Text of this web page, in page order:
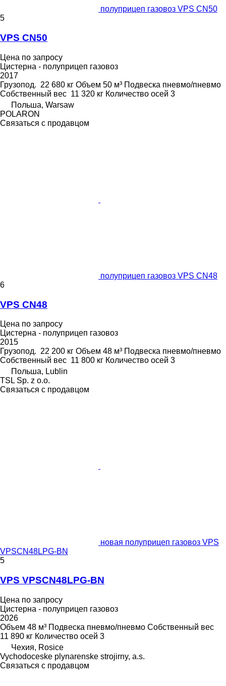
полуприцеп газовоз VPS CN50
5
VPS CN50
Цена по запросу
Цистерна - полуприцеп газовоз
2017
Грузопод. 22 680 кг Объем 50 м³ Подвеска пневмо/пневмо
Собственный вес 11 320 кг Количество осей 3
Польша, Warsaw
POLARON
Связаться с продавцом
полуприцеп газовоз VPS CN48
6
VPS CN48
Цена по запросу
Цистерна - полуприцеп газовоз
2015
Грузопод. 22 200 кг Объем 48 м³ Подвеска пневмо/пневмо
Собственный вес 11 800 кг Количество осей 3
Польша, Lublin
TSL Sp. z o.o.
Связаться с продавцом
новая полуприцеп газовоз VPS
VPSCN48LPG-BN
5
VPS VPSCN48LPG-BN
Цена по запросу
Цистерна - полуприцеп газовоз
2026
Объем 48 м³ Подвеска пневмо/пневмо Собственный вес
11 890 кг Количество осей 3
Чехия, Rosice
Vychodoceske plynarenske strojirny, a.s.
Связаться с продавцом